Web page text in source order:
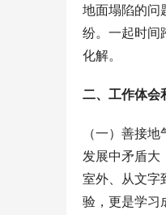
地面塌陷的问
纷。一起时间
化解。
二、工作体会
（一）善接
发展中矛盾大
室外、从文字
验，更是学习